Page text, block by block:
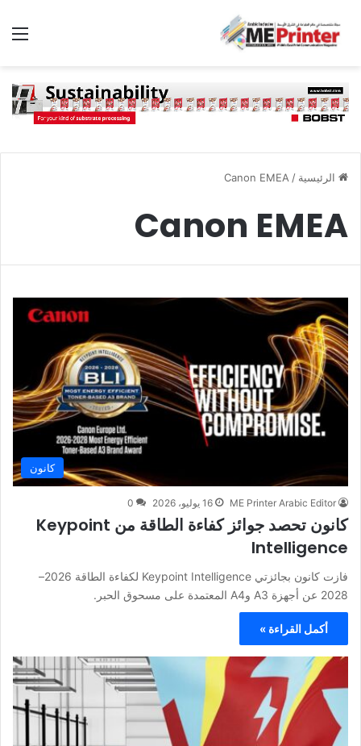
الرئيسية /
Canon EMEA
Canon EMEA
كانون
ME Printer Arabic Editor 16 يوليو، 2026 0
كانون تحصد جوائز كفاءة الطاقة من Keypoint
Intelligence
فازت كانون بجائزتي Keypoint Intelligence لكفاءة الطاقة 2026–
2028 عن أجهزة A3 وA4 المعتمدة على مسحوق الحبر.
أكمل القراءة »